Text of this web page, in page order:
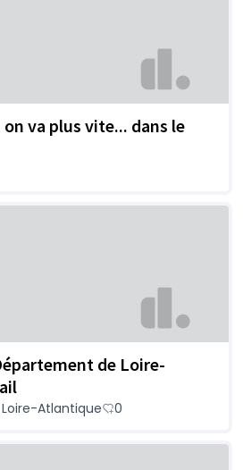
va plus vite... dans le
de Loire-
Atlantique 0